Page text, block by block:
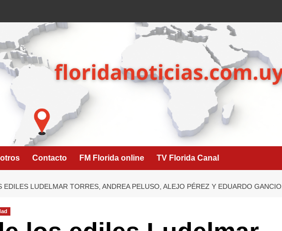
Contacto FM Florida online TV Florida Canal
EDILES LUDELMAR TORRES, ANDREA PELUSO, ALEJO PÉREZ Y EDUARDO GANCIO.